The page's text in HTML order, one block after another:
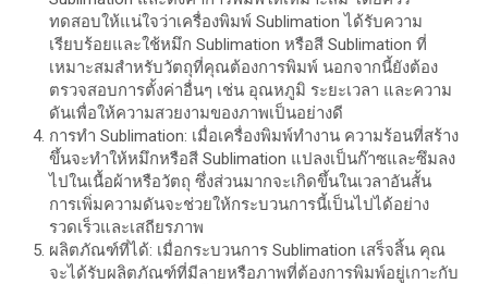
ทดสอบให้แน่ใจว่าเครื่องพิมพ์ Sublimation ได้รับความ
เรียบร้อยและใช้หมึก Sublimation หรือสี Sublimation ที่
เหมาะสมสำหรับวัตถุที่คุณต้องการพิมพ์ นอกจากนี้ยังต้อง
ตรวจสอบการตั้งค่าอื่นๆ เช่น อุณหภูมิ ระยะเวลา และความ
ดันเพื่อให้ความสวยงามของภาพเป็นอย่างดี
การทำ Sublimation: เมื่อเครื่องพิมพ์ทำงาน ความร้อนที่สร้าง
ขึ้นจะทำให้หมึกหรือสี Sublimation แปลงเป็นก๊าซและซึมลง
ไปในเนื้อผ้าหรือวัตถุ ซึ่งส่วนมากจะเกิดขึ้นในเวลาอันสั้น
การเพิ่มความดันจะช่วยให้กระบวนการนี้เป็นไปได้อย่าง
รวดเร็วและเสถียรภาพ
ผลิตภัณฑ์ที่ได้: เมื่อกระบวนการ Sublimation เสร็จสิ้น คุณ
จะได้รับผลิตภัณฑ์ที่มีลายหรือภาพที่ต้องการพิมพ์อยู่เกาะกับ